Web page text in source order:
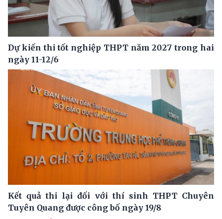
Dự kiến thi tốt nghiệp THPT năm 2027 trong hai
ngày 11-12/6
Kết quả thi lại đối với thí sinh THPT Chuyên
Tuyên Quang được công bố ngày 19/8